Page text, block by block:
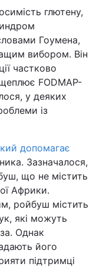
глютену,
Гоумена,
вибором. Він
частково
FODMAP-
у деяких
із
допомагає
Зазначалося,
що не містить
Африки.
ройбуш містить
які можуть
Однак
його
підтримці